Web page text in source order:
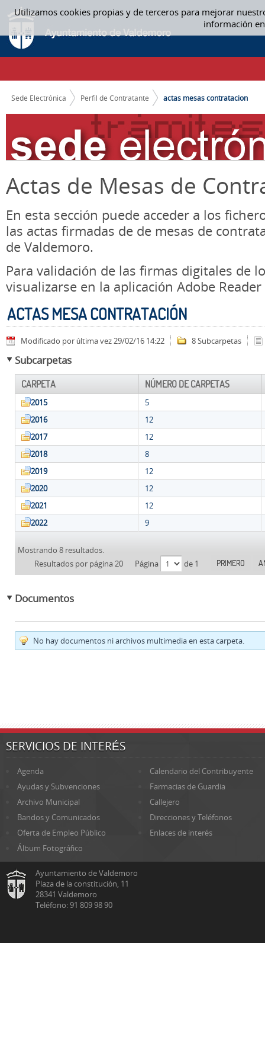
Utilizamos cookies propias y de terceros para mejorar
información
Saltar al contenido
ACTAS MESA CONTRATACIÓN - ACTAS MESAS CONTRATACION
CAMINO DE MIGAS
Sede Electrónica Perfil de Contratante actas mesas contratacion
Actas de Mesas de
En esta sección puede acceder a los
las actas firmadas de de mesas de
de Valdemoro.
Para validación de las firmas digitales de
visualizarse en la aplicación Adobe Reader
ACTAS MESA CONTRATACIÓN
Modificado por última vez 29/02/16 14:22 8 Subcarpetas
Subcarpetas
CARPETA NÚMERO DE CARPETAS
2015
5
2016
12
2017
12
2018
8
2019
12
2020
12
2021
12
2022
9
Mostrando 8 resultados.
Resultados por página 20
Página de 1 PRIMERO
Documentos
No hay documentos ni archivos multimedia en esta carpeta.
SERVICIOS DE INTERÉS
Agenda
Calendario del Contribuyente
Ayudas y Subvenciones
Farmacias de Guardia
Archivo Municipal
Callejero
Bandos y Comunicados
Direcciones y Teléfonos
Oferta de Empleo Público
Enlaces de interés
Álbum Fotográfico
Ayuntamiento de Valdemoro
Plaza de la constitución, 11
28341 Valdemoro
Teléfono: 91 809 98 90